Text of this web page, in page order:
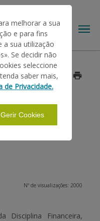
2017
Data: 2017/12/29
Nº de visualizações: 2000
Financeira,
melhorar a sua
e para fins
a sua utilização
Se decidir não
seleccione
saber mais,
de Privacidade.
Gerir Cookies